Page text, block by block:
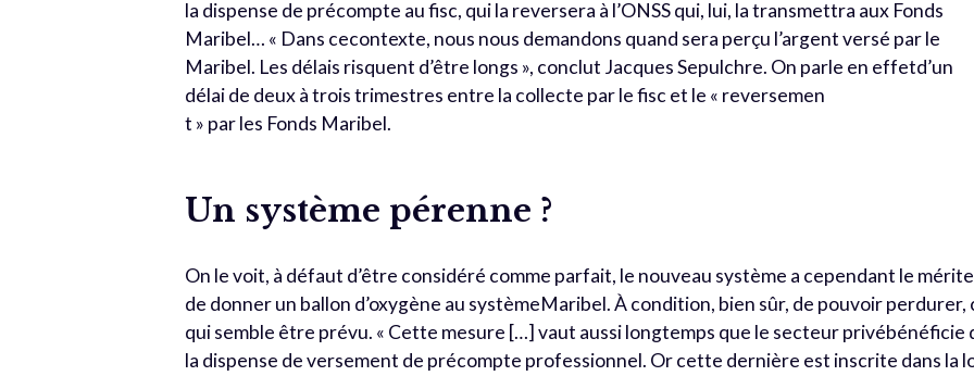
la dispense de précompte au fisc, qui la reversera à l’ONSS qui, lui, la transmettra aux Fonds
Maribel… « Dans cecontexte, nous nous demandons quand sera perçu l’argent versé par le
Maribel. Les délais risquent d’être longs », conclut Jacques Sepulchre. On parle en effetd’un
délai de deux à trois trimestres entre la collecte par le fisc et le « reversemen
t » par les Fonds Maribel.
Un système pérenne ?
On le voit, à défaut d’être considéré comme parfait, le nouveau système a cependant le mérite
de donner un ballon d’oxygène au systèmeMaribel. À condition, bien sûr, de pouvoir perdurer,
qui semble être prévu. « Cette mesure […] vaut aussi longtemps que le secteur privébénéficie
la dispense de versement de précompte professionnel. Or cette dernière est inscrite dans la